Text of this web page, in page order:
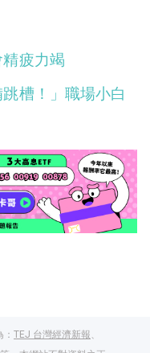
疲力竭
槽！」職場小白
TEJ 台灣經濟新報、